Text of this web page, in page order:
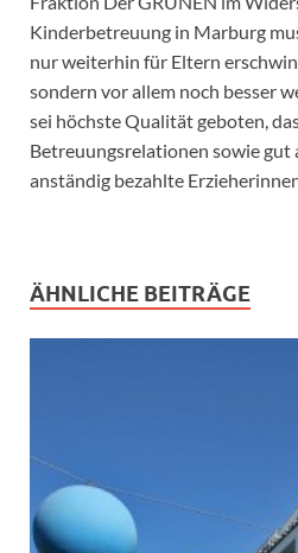
Kinderbetreuung in Marburg
nur weiterhin für Eltern
sondern vor allem noch besser
sei höchste Qualität geboten,
Betreuungsrelationen sowie gut
anständig bezahlte
ÄHNLICHE BEITRÄGE